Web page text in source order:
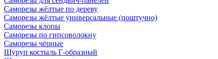
Саморезы жёлтые по дереву
Саморезы жёлтые универсальные (поштучно)
Саморезы клопы
Саморезы по гипсоволокну
Саморезы чёрные
Шуруп костыль Г-образный